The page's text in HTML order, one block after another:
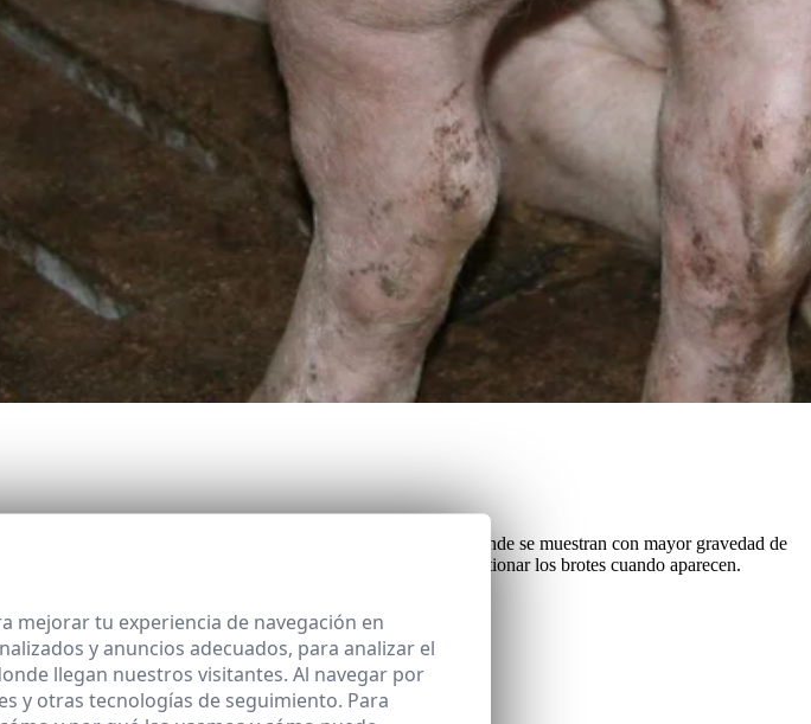
lechones hasta reproductoras, pero es quizás en el destete donde se muestran con mayor gravedad de
Pero este conocimiento también sienta la base de cómo
gestionar los brotes cuando aparecen.
cantidad de
mejorar tu experiencia de navegación en
y anuncios adecuados, para analizar el
llegan nuestros visitantes. Al navegar por
y otras tecnologías de seguimiento. Para